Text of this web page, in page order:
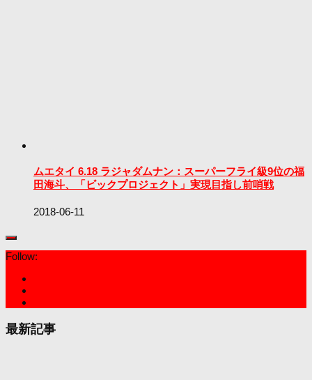
ムエタイ 6.18 ラジャダムナン：スーパーフライ級9位の福
田海斗、「ビックプロジェクト」実現目指し前哨戦
2018-06-11
Follow:
最新記事